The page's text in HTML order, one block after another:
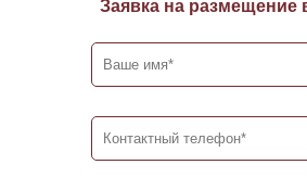
Заявка на размещение